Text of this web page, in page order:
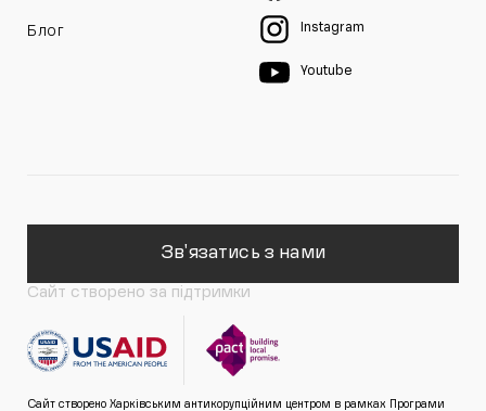
Блог Instagram
Youtube
Зв'язатись з нами
Сайт створено за підтримки
Сайт створено Харківським антикорупційним центром в рамках Програми